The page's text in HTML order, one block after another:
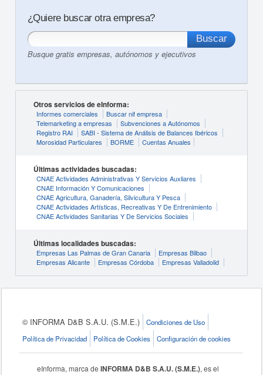
¿Quiere buscar otra empresa?
Busque gratis empresas, autónomos y ejecutivos
Otros servicios de eInforma:
Informes comerciales
Buscar nif empresa
Telemarketing a empresas
Subvenciones a Autónomos
Registro RAI
SABI - Sistema de Análisis de Balances Ibéricos
Morosidad Particulares
BORME Cuentas Anuales
Últimas actividades buscadas:
CNAE Actividades Administrativas Y Servicios Auxliares
CNAE Información Y Comunicaciones
CNAE Agricultura, Ganadería, Silvicultura Y Pesca
CNAE Actividades Artísticas, Recreativas Y De Entrenimiento
CNAE Actividades Sanitarias Y De Servicios Sociales
Últimas localidades buscadas:
Empresas Las Palmas de Gran Canaria
Empresas Bilbao
Empresas Alicante
Empresas Córdoba Empresas Valladolid
© INFORMA D&B S.A.U. (S.M.E.)
Condiciones de Uso
Política de Privacidad
Política de Cookies Configuración de cookies
eInforma, marca deINFORMA D&B S.A.U. (S.M.E.), es el